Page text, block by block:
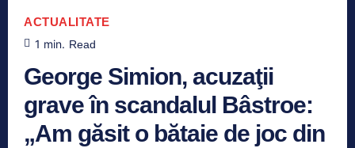
ACTUALITATE
1 min. Read
George Simion, acuzaţii
grave în scandalul Bâstroe:
„Am găsit o bătaie de joc din